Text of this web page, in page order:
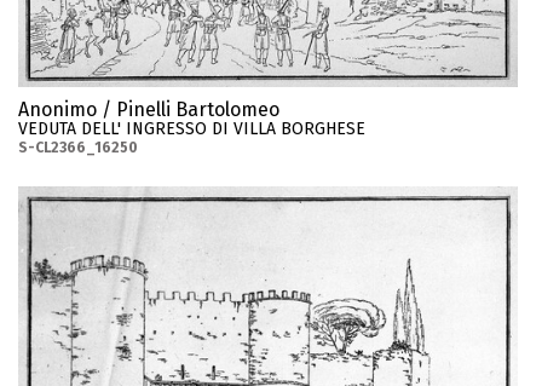
Anonimo / Pinelli Bartolomeo
VEDUTA DELL' INGRESSO DI VILLA BORGHESE
S-CL2366_16250